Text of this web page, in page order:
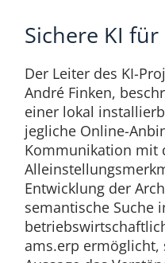
Sichere KI
Der Leiter des KI-
André Finken,
einer lokal
jegliche Online-
Kommunikation mit
Entwicklung der
semantische Suche
ams.erp ermöglicht,